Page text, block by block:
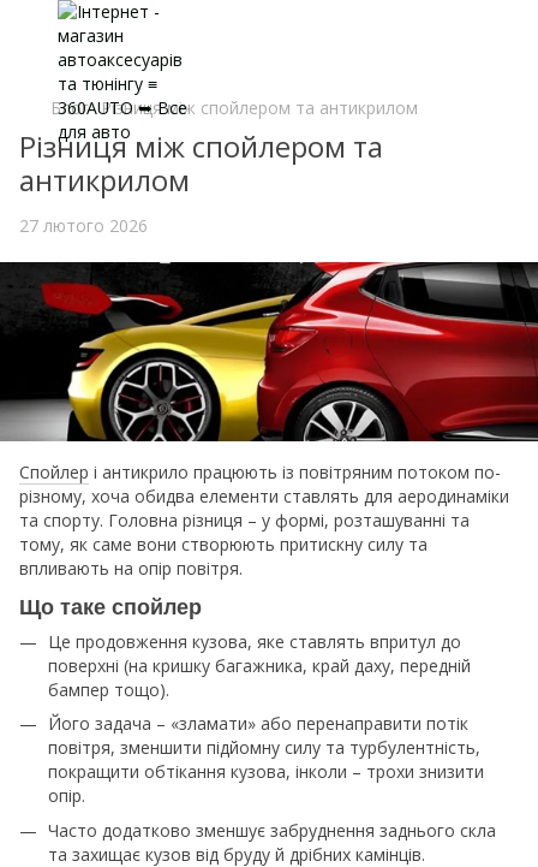
Блог Різниця між спойлером та антикрилом
Різниця між спойлером та
антикрилом
27 лютого 2026
Спойлер і антикрило працюють із повітряним потоком по-
різному, хоча обидва елементи ставлять для аеродинаміки
та спорту. Головна різниця – у формі, розташуванні та
тому, як саме вони створюють притискну силу та
впливають на опір повітря.
Що таке спойлер
Це продовження кузова, яке ставлять впритул до
поверхні (на кришку багажника, край даху, передній
бампер тощо).
Його задача – «зламати» або перенаправити потік
повітря, зменшити підйомну силу та турбулентність,
покращити обтікання кузова, інколи – трохи знизити
опір.
Часто додатково зменшує забруднення заднього скла
та захищає кузов від бруду й дрібних камінців.